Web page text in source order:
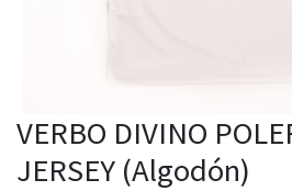
VERBO DIVINO
JERSEY (Algodón)